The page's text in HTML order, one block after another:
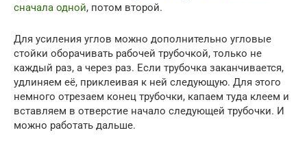
сначала одной, потом второй.
Для усиления углов можно дополнительно угловые
стойки оборачивать рабочей трубочкой, только не
каждый раз, а через раз. Если трубочка заканчивается,
удлиняем её, приклеивая к ней следующую. Для этого
немного отрезаем конец трубочки, капаем туда клеем и
вставляем в отверстие начало следующей трубочки. И
можно работать дальше.